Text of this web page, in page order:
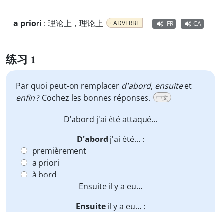
a priori : 理论上，理论上 ADVERBE FR CA
练习 1
Par quoi peut-on remplacer d'abord, ensuiteet
enfin? Cochez les bonnes réponses. 中文
D'abord j'ai été attaqué...
D'abord j'ai été… :
premièrement
a priori
à bord
Ensuite il y a eu…
Ensuite il y a eu… :